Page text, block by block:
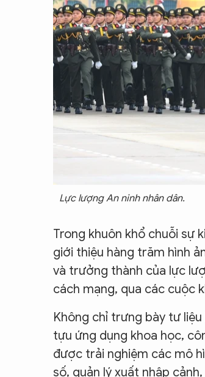
Lực lượng An ninh nhân dân.
Trong khuôn khổ chuỗi sự
giới thiệu hàng trăm hình
và trưởng thành của lực
cách mạng, qua các cuộc
Không chỉ trưng bày tư
tựu ứng dụng khoa học,
được trải nghiệm các mô
số, quản lý xuất nhập